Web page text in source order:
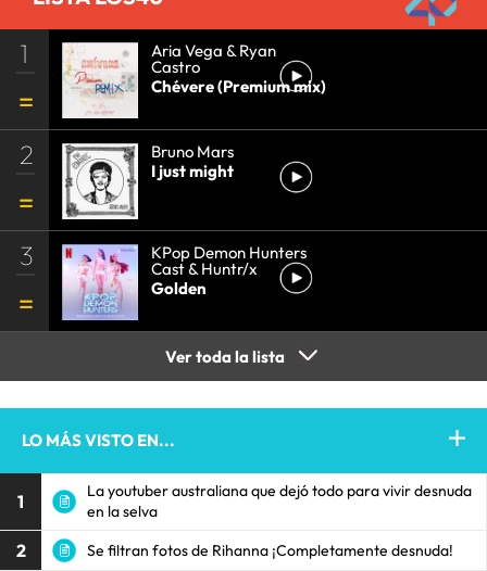
1 Aria Vega & Ryan
Castro
Chévere (Premium mix)
2
Bruno Mars
I just might
3 KPop Demon Hunters
Cast & Huntr/x
Golden
Ver toda la lista
LO MÁS VISTO EN...
1
La youtuber australiana que dejó todo para vivir desnuda
en la selva
2 Se filtran fotos de Rihanna ¡Completamente desnuda!